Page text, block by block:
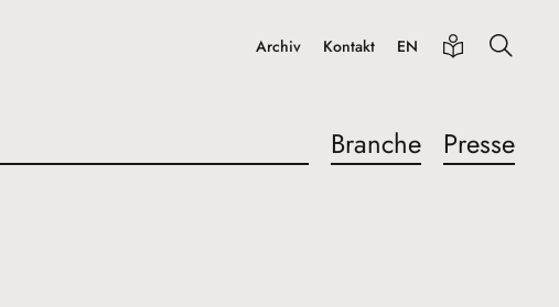
Branche Presse
Archiv Kontakt EN